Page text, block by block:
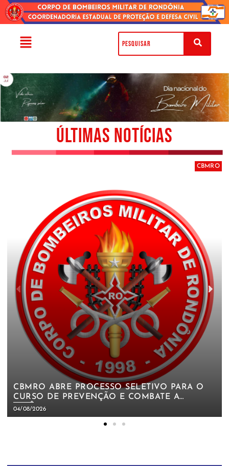
ÚLTIMAS NOTÍCIAS
CBMRO
CBMRO ABRE PROCESSO SELETIVO PARA O
CURSO DE PREVENÇÃO E COMBATE A
INCÊNDIO FLORESTAL – CPCIF 2026 (2ª
EDIÇÃO)
04/08/2026